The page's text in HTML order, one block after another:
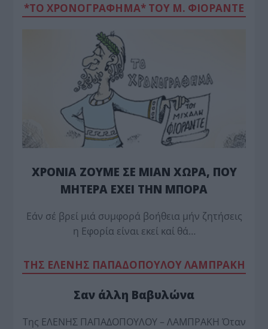
*ΤΟ ΧΡΟΝΟΓΡΑΦΗΜΑ* ΤΟΥ Μ. ΦΙΟΡΆΝΤΕ
ΧΡΟΝΙΑ ΖΟΥΜΕ ΣΕ ΜΙΑΝ ΧΩΡΑ, ΠΟΥ
ΜΗΤΕΡΑ ΕΧΕΙ ΤΗΝ ΜΠΟΡΑ
Εάν σέ βρεί μιά συμφορά βοήθεια μήν ζητήσεις
η Εφορία είναι εκεί καί θά…
TΗΣ ΕΛΕΝΗΣ ΠΑΠΑΔΟΠΟΥΛΟΥ ΛΑΜΠΡΑΚΗ
Σαν άλλη Βαβυλώνα
Της ΕΛΕΝΗΣ ΠΑΠΑΔΟΠΟΥΛΟΥ – ΛΑΜΠΡΑΚΗ Όταν